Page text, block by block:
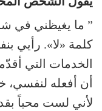
” ما يغيظني في
كلمة «لا». رأيي
الخدمات التي
أن أفعله لنفسي،
لأني لست محباً